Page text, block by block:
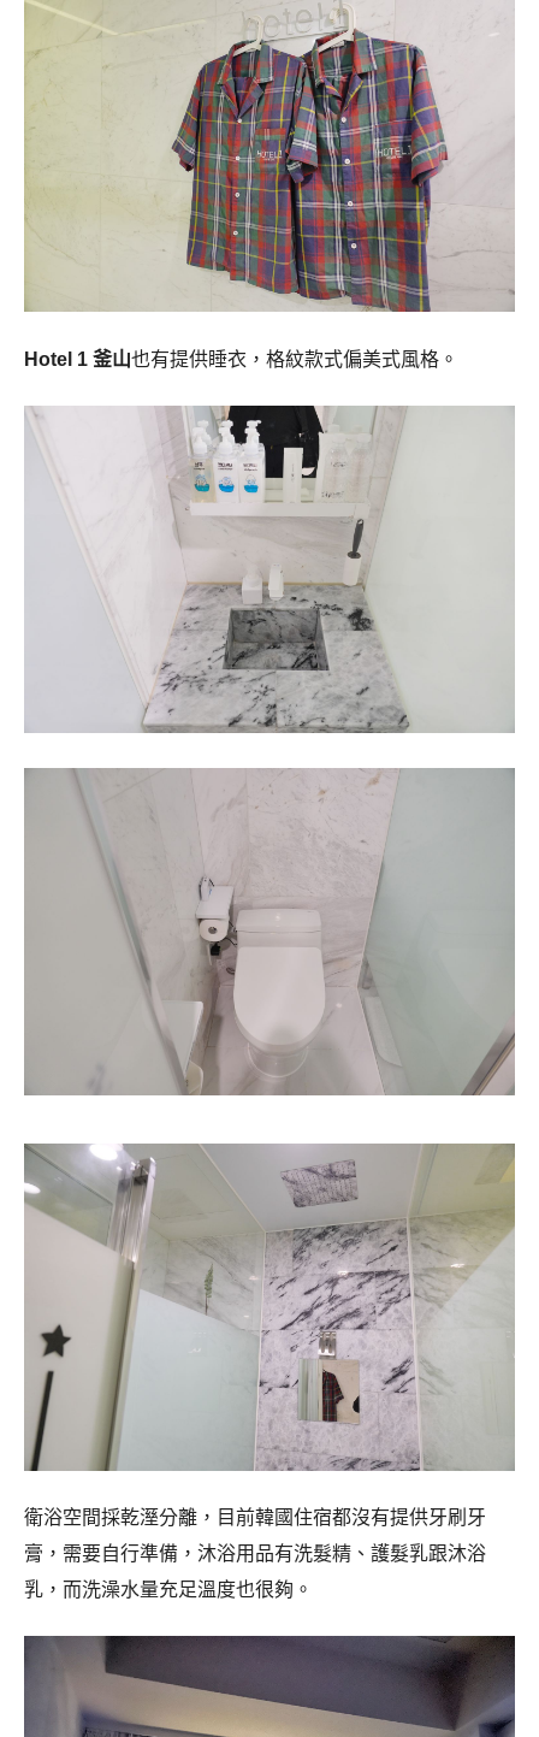
Hotel 1 釜山也有提供睡衣，格紋款式偏美式風格。
衛浴空間採乾溼分離，目前韓國住宿都沒有提供牙刷牙
膏，需要自行準備，沐浴用品有洗髮精、護髮乳跟沐浴
乳，而洗澡水量充足溫度也很夠。